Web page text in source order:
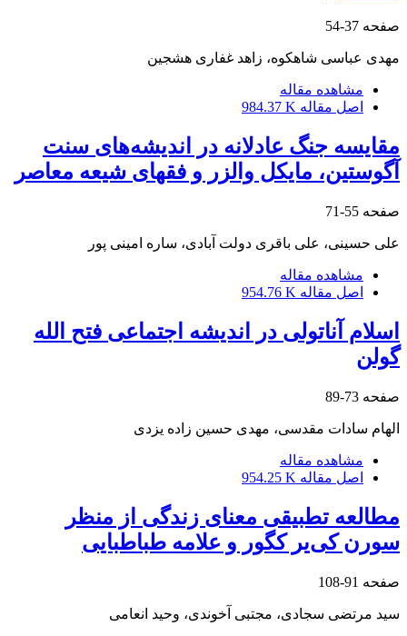
صفحه 37-54
مهدی عباسی شاهکوه، زاهد غفاری هشجین
مشاهده مقاله
اصل مقاله 984.37 K
مقایسه جنگ عادلانه در اندیشه‌های سنت
آگوستین، مایکل والزر و فقهای شیعه معاصر
صفحه 55-71
علی حسینی، علی باقری دولت آبادی، ساره امینی پور
مشاهده مقاله
اصل مقاله 954.76 K
اسلام آناتولی در اندیشه اجتماعی فتح الله
گولن
صفحه 73-89
الهام سادات مقدسی، مهدی حسین زاده یزدی
مشاهده مقاله
اصل مقاله 954.25 K
مطالعه تطبیقی معنای زندگی از منظر
سورن کی‌یر کگور و علامه طباطبایی
صفحه 91-108
سید مرتضی سجادی، مجتبی آخوندی، وحید انعامی